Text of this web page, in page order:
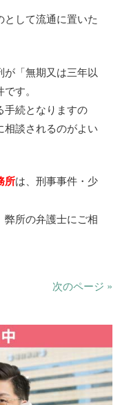
して流通に置いた
が「無期又は三年以
す。
手続となりますの
相談されるのがよい
所は、刑事事件・少
所の弁護士にご相
次のページ »